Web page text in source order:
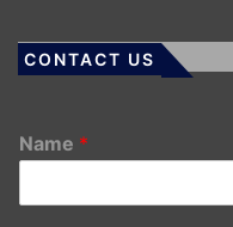
CONTACT US
Name *